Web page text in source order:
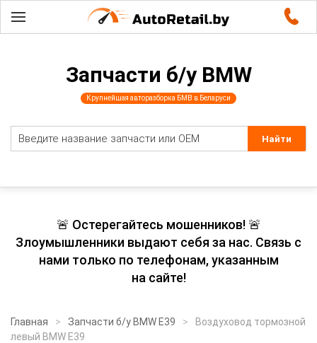
Запчасти б/у BMW
Крупнейшая авторазборка БМВ в Беларуси
🚨 Остерегайтесь мошенников! 🚨
Злоумышленники выдают себя за нас. Связь с
нами только по телефонам, указанным
на сайте!
Главная Запчасти б/у BMW E39
Воздуховод тормозной
левый BMW E39